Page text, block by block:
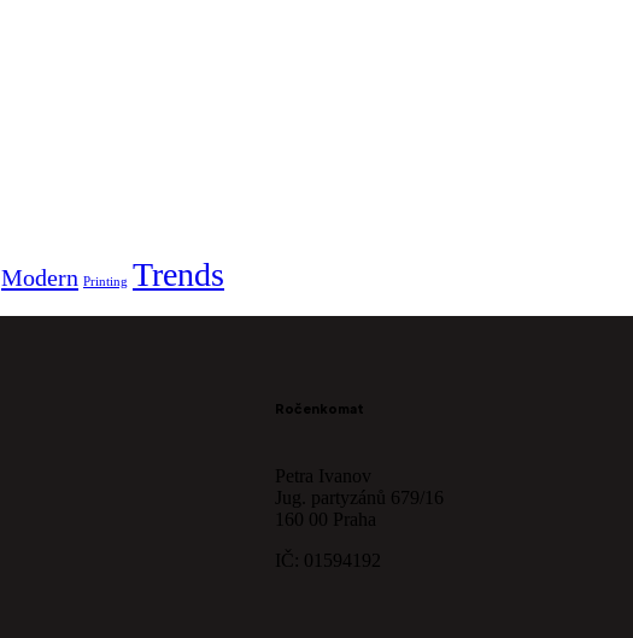
Modern Printing Trends
Ročenkomat
Petra Ivanov
Jug. partyzánů 679/16
160 00 Praha
IČ: 01594192